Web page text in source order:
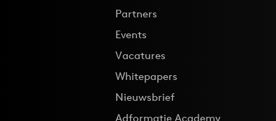
Partners
Events
Vacatures
Whitepapers
Nieuwsbrief
Adformatie Academy